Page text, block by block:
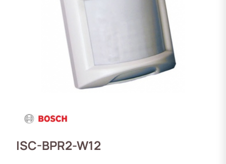
ISC-BPR2-W12